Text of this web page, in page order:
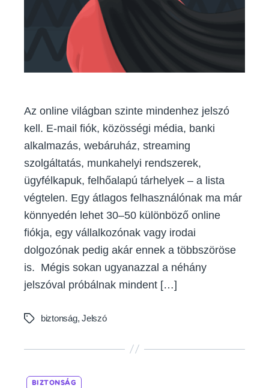
Az online világban szinte mindenhez jelszó
kell. E-mail fiók, közösségi média, banki
alkalmazás, webáruház, streaming
szolgáltatás, munkahelyi rendszerek,
ügyfélkapuk, felhőalapú tárhelyek – a lista
végtelen. Egy átlagos felhasználónak ma már
könnyedén lehet 30–50 különböző online
fiókja, egy vállalkozónak vagy irodai
dolgozónak pedig akár ennek a többszöröse
is. Mégis sokan ugyanazzal a néhány
jelszóval próbálnak mindent […]
Tags biztonság,Jelszó
BIZTONSÁG